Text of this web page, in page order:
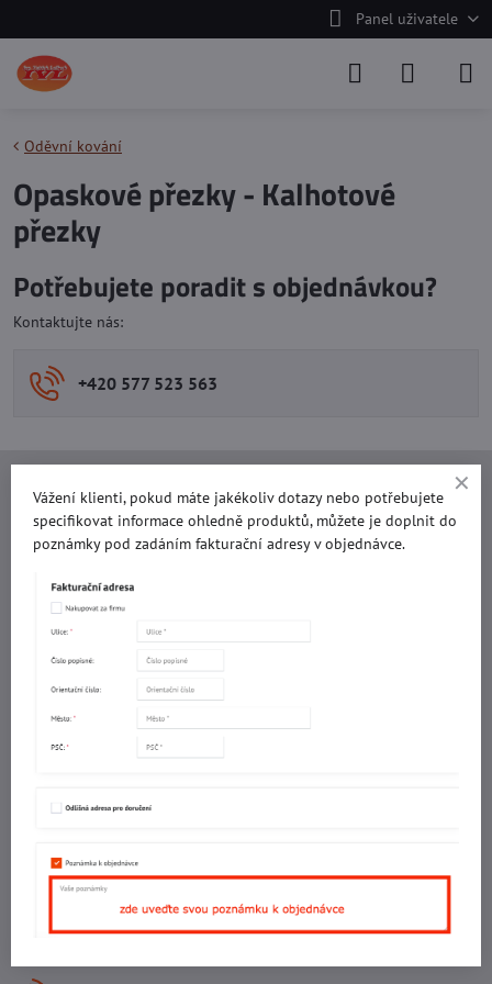
Panel uživatele
Oděvní kování
Opaskové přezky - Kalhotové
přezky
Potřebujete poradit s objednávkou?
Kontaktujte nás:
+420 577 523 563
Ing. Vojtěch Lečbych - IVL
IČO: 60560908
ALRIVA s.r.o.
IČO: 29007356
DIČ: CZ29007356
Sídlo provozovny
Malotova 5264
Areál Svit Zlín
760 01 ZLÍN
U Hřiště 457
760 01 ZLÍN
+420 602 781 706
Vážení klienti, pokud máte jakékoliv dotazy nebo potřebujete
specifikovat informace ohledně produktů, můžete je doplnit do
poznámky pod zadáním fakturační adresy v objednávce.